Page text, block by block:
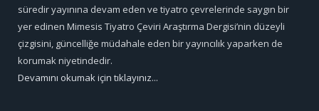
süredir yayınına devam eden ve tiyatro çevrelerinde saygın bir
yer edinen Mimesis Tiyatro Çeviri Araştırma Dergisi’nin düzeyli
çizgisini, güncelliğe müdahale eden bir yayıncılık yaparken de
korumak niyetindedir.
Devamını okumak için tıklayınız...